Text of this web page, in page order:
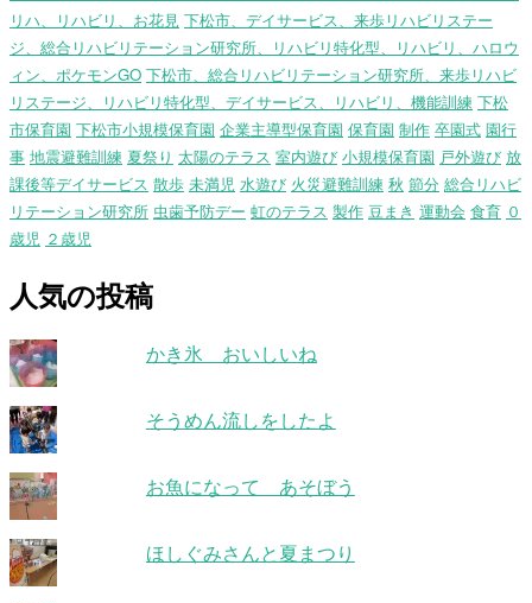
リハ、リハビリ、お花見 下松市、デイサービス、来歩リハビリステー
ジ、総合リハビリテーション研究所、リハビリ特化型、リハビリ、ハロウ
ィン、ポケモンGO 下松市、総合リハビリテーション研究所、来歩リハビ
リステージ、リハビリ特化型、デイサービス、リハビリ、機能訓練 下松
市保育園 下松市小規模保育園 企業主導型保育園 保育園 制作 卒園式 園行
事 地震避難訓練 夏祭り 太陽のテラス 室内遊び 小規模保育園 戸外遊び 放
課後等デイサービス 散歩 未満児 水遊び 火災避難訓練 秋 節分 総合リハビ
リテーション研究所 虫歯予防デー 虹のテラス 製作 豆まき 運動会 食育 ０
歳児 ２歳児
人気の投稿
かき氷 おいしいね
そうめん流しをしたよ
お魚になって あそぼう
ほしぐみさんと夏まつり